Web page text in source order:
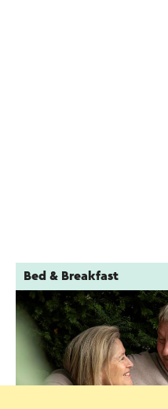
Bed & Breakfast